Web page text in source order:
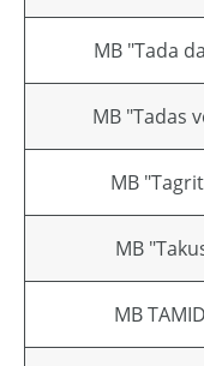
MB "Tada
MB "Tadas
MB
MB
MB